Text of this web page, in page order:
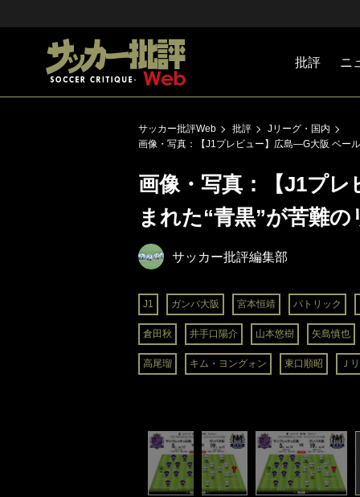
批評 ニ
サッカー批評Web 批評
Jリーグ・国内
画像・写真：【J1プレビュー】広島―G大阪 ベー
画像・写真：【J1プ
まれた“青黒”が苦難
サッカー批評編集部
J1 ガンバ大阪 宮本恒靖 パトリック
倉田秋 井手口陽介 山本悠樹 矢島慎也
高尾瑠 キム・ヨングォン 東口順昭 Ｊ